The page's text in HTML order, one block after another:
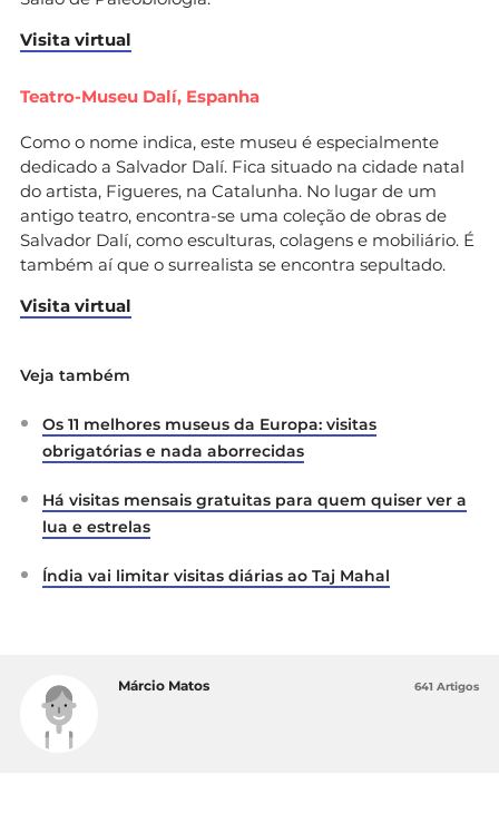
Visita virtual
Teatro-Museu Dalí, Espanha
Como o nome indica, este museu é especialmente
dedicado a Salvador Dalí. Fica situado na cidade natal
do artista, Figueres, na Catalunha. No lugar de um
antigo teatro, encontra-se uma coleção de obras de
Salvador Dalí, como esculturas, colagens e mobiliário. É
também aí que o surrealista se encontra sepultado.
Visita virtual
Veja também
Os 11 melhores museus da Europa: visitas
obrigatórias e nada aborrecidas
Há visitas mensais gratuitas para quem quiser ver a
lua e estrelas
Índia vai limitar visitas diárias ao Taj Mahal
Márcio Matos 641 Artigos